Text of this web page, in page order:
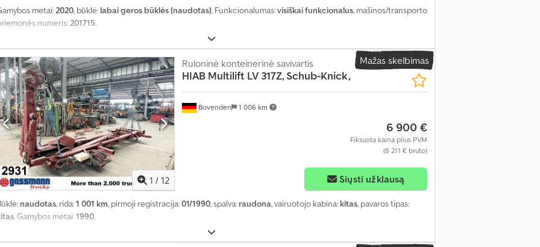
metai:2020, būklė: labai geros būklės (naudotas), Funkcionalumas:visiškai funkcionalus, mašinos/transporto
numeris:201715,
Mažas skelbimas
1 / 12
Bovenden 1 006 km
Ruloninė konteinerinė savivartis
HIAB Multilift LV 317Z, Schub-Knick,
6 900 €
Fiksuota kaina plius PVM
(8 211 € bruto)
Siųsti užklausą
naudotas, rida:1 001 km, pirmoji registracija:01/1990, spalva: raudona, vairuotojo kabina: kitas, pavaros tipas:
, Gamybos metai:1990,